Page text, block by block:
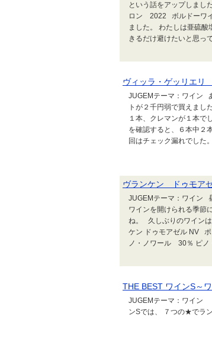
という話をアップしまし
ロン 2022 ボルドーワイ
ました。 わたしは亜硫
きるだけ避けたいと思っ
ヴィッラ・ゲッリエ
JUGEMテーマ：ワイン
トが２千円弱で買えまし
１本、クレマンが１本で
を確認すると、６本中２
回はチェック漏れでした
ヴランケン ドゥモア
JUGEMテーマ：ワイン
ワインを開けられる季節
ね。 久しぶりのワイン
ケン ドゥモアゼル NV
ノ・ノワール 30％ ピ
THE BEST ワインS～
JUGEMテーマ：ワイン
ンSでは、 ７つの★でラ